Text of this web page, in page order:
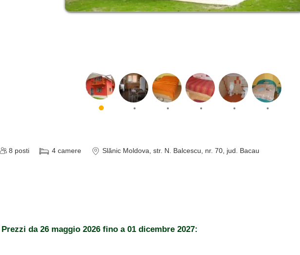
8 posti 4 camere Slănic Moldova, str. N. Balcescu, nr. 70, jud. Bacau
Prezzi da 26 maggio 2026 fino a 01 dicembre 2027: